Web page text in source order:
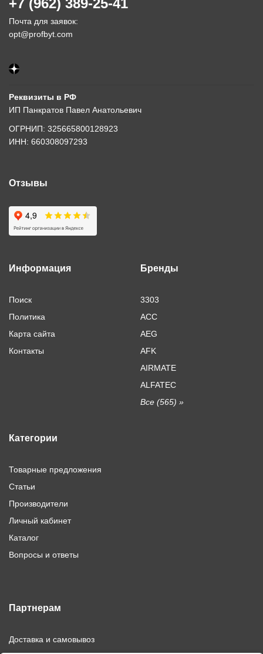
+7 (962) 389-25-41
Почта для заявок:
opt@profbyt.com
Реквизиты в РФ
ИП Панкратов Павел Анатольевич
ОГРНИП: 325665800128923
ИНН: 660308097293
Отзывы
Информация
Поиск
Политика
Карта сайта
Контакты
Бренды
3303
ACC
AEG
AFK
AIRMATE
ALFATEC
Все (565) »
Категории
Товарные предложения
Статьи
Производители
Личный кабинет
Каталог
Вопросы и ответы
Партнерам
Доставка и самовывоз